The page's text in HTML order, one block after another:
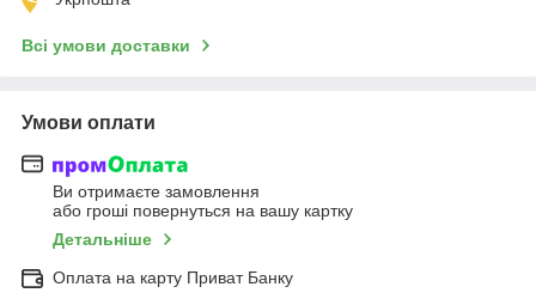
Всі умови доставки
Умови оплати
Ви отримаєте замовлення
або гроші повернуться на вашу картку
Детальніше
Оплата на карту Приват Банку